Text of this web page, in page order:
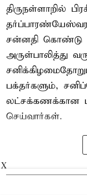
திருநள்ளாறில்
சன்னதி கொண்டு
அருள்பாலித்து
பக்தர்களும்,
லட்சக்கணக்கான
செய்வார்கள்.
X